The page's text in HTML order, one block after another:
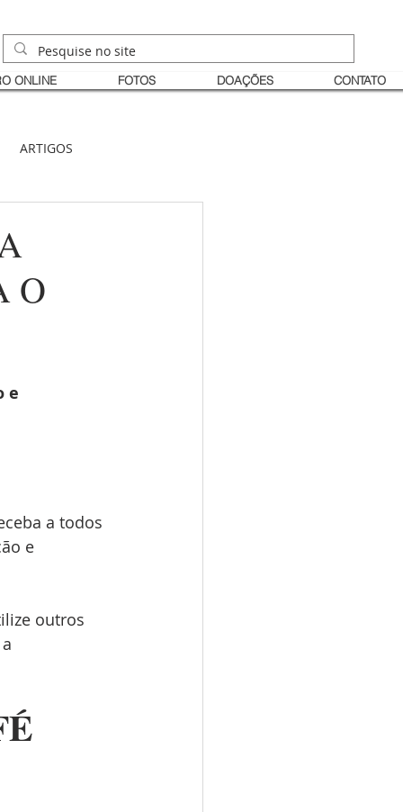
ONLINE FOTOS DOAÇÕES CONTATO
ARTIGOS
O
e
a todos
e
outros